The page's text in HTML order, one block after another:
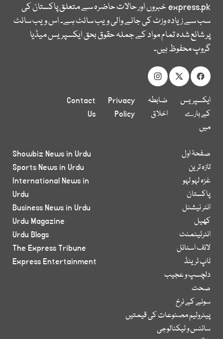
express.pkخبروں اور حالات حاضرہ سے متعلق پاکستان کی
سب سے زیادہ وزٹ کی جانے والی ویب سائٹ ہے۔ اس ویب سائٹ
پر شائع شدہ تمام مواد کے جملہ حقوق بحق ایکسپریس میڈیا
گروپ محفوظ ہیں۔
ایکسپریس
کے بارے
میں
ضابطہ
اخلاق
Privacy
Policy
Contact
Us
صفحۂ اول
تازہ ترین
غزہ لہو لہو
پاکستان
انٹر نیشنل
کھیل
انٹرٹینمنٹ
لائف اسٹائل
ٹاپ ٹرینڈ
دلچسپ و عجیب
صحت
سونے کے نرخ
پیٹرولیم مصنوعات کی قیمتیں
سائنس و ٹیکنالوجی
Showbiz News in Urdu
Sports News in Urdu
International News in
Urdu
Business News in Urdu
Urdu Magazine
Urdu Blogs
The Express Tribune
Express Entertainment